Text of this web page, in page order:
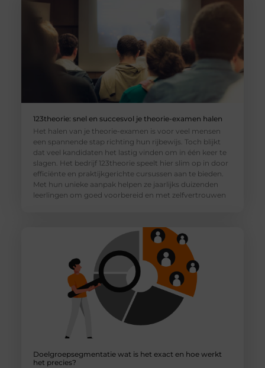
123theorie: snel en succesvol je theorie-examen halen
Het halen van je theorie-examen is voor veel mensen
een spannende stap richting hun rijbewijs. Toch blijkt
dat veel kandidaten het lastig vinden om in één keer te
slagen. Het bedrijf 123theorie speelt hier slim op in door
efficiënte en praktijkgerichte cursussen aan te bieden.
Met hun unieke aanpak helpen ze jaarlijks duizenden
leerlingen om goed voorbereid en met zelfvertrouwen
Doelgroepsegmentatie wat is het exact en hoe werkt
het precies?